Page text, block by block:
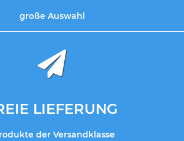
große Auswahl
LIEFERUNG
der Versandklasse